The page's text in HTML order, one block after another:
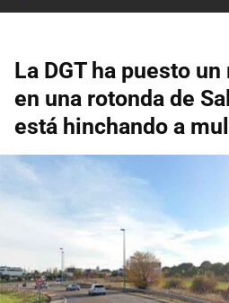
La DGT ha puesto
en una rotonda de
está hinchando a